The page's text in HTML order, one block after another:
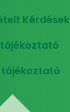
Kérdések